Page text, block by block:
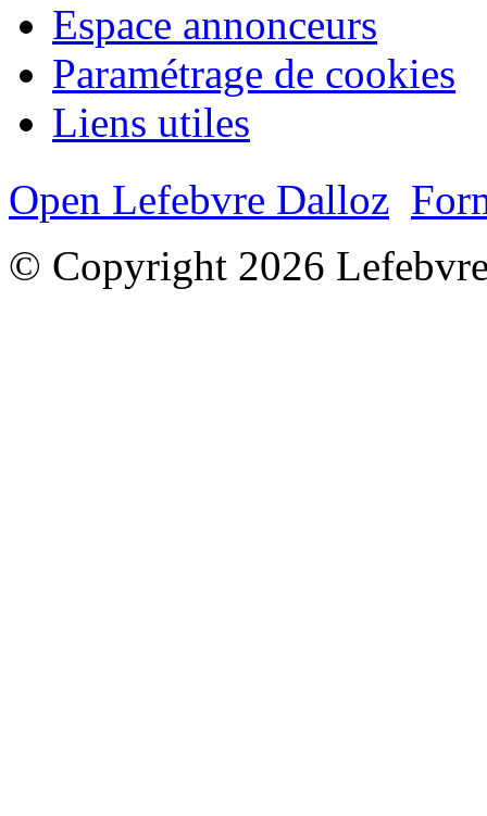
Espace annonceurs
Paramétrage de cookies
Liens utiles
Open Lefebvre Dalloz
© Copyright 2026